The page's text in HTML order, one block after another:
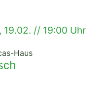
// 19:00 Uhr
Haus